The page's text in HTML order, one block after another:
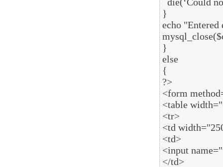
}
echo
}
else
{
?>
<form
<table
<tr>
<td
<td>
<input
</td>